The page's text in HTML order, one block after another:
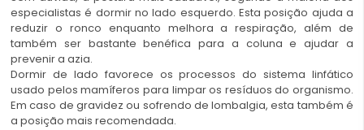
especialistas é dormir no lado esquerdo. Esta posição ajuda a
reduzir o ronco enquanto melhora a respiração, além de
também ser bastante benéfica para a coluna e ajudar a
prevenir a azia.
Dormir de lado favorece os processos do sistema linfático
usado pelos mamíferos para limpar os resíduos do organismo.
Em caso de gravidez ou sofrendo de lombalgia, esta também é
a posição mais recomendada.